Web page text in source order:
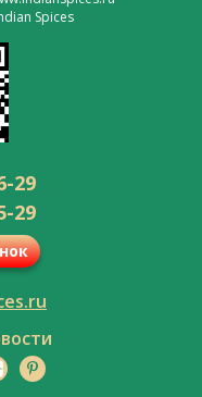
Spices
29
29